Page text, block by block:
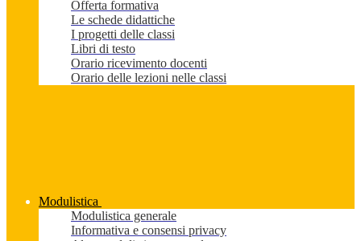
Offerta formativa
Le schede didattiche
I progetti delle classi
Libri di testo
Orario ricevimento docenti
Orario delle lezioni nelle classi
Modulistica
Modulistica generale
Informativa e consensi privacy